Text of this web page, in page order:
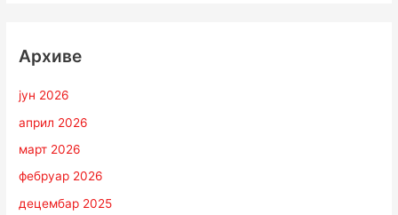
Архиве
јун 2026
април 2026
март 2026
фебруар 2026
децембар 2025